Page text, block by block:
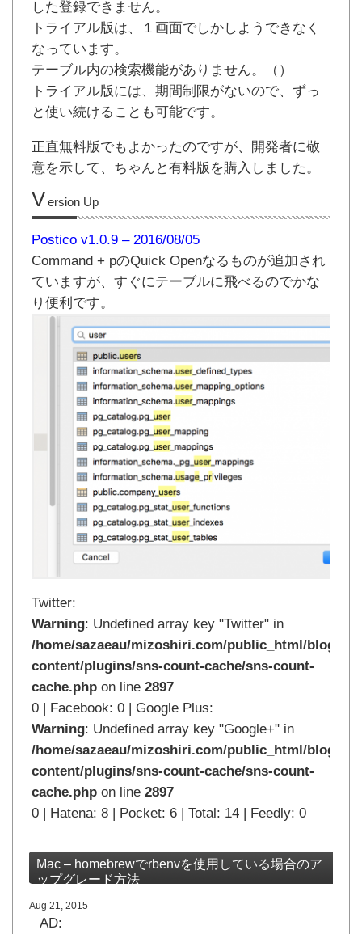
した登録できません。
トライアル版は、１画面でしかしようできなく
なっています。
テーブル内の検索機能がありません。（）
トライアル版には、期間制限がないので、ずっ
と使い続けることも可能です。
正直無料版でもよかったのですが、開発者に敬
意を示して、ちゃんと有料版を購入しました。
Version Up
Postico v1.0.9 – 2016/08/05
Command + pのQuick Openなるものが追加され
ていますが、すぐにテーブルに飛べるのでかな
り便利です。
Twitter:
Warning: Undefined array key "Twitter" in
/home/sazaeau/mizoshiri.com/public_html/
content/plugins/sns-count-cache/sns-count-
cache.php on line 2897
0 | Facebook: 0 | Google Plus:
Warning: Undefined array key "Google+" in
/home/sazaeau/mizoshiri.com/public_html/
content/plugins/sns-count-cache/sns-count-
cache.php on line 2897
0 | Hatena: 8 | Pocket: 6 | Total: 14 | Feedly: 0
Mac – homebrewでrbenvを使用している場合のア
ップグレード方法
Aug 21, 2015
AD: